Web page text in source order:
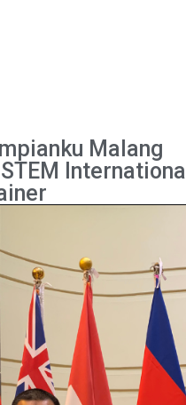
Malang
International